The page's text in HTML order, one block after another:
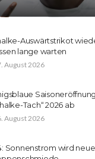
Auswärtstrikot
lange warten
August 2026
Tach“ 2026 ab
August 2026
Sonnenstrom wird